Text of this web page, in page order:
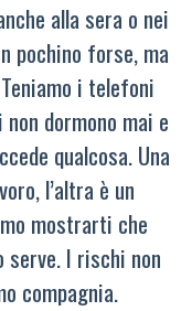
alla sera o nei
pochino forse, ma
i telefoni
dormono mai e
qualcosa. Una
l’altra è un
mostrarti che
serve. I rischi non
compagnia.